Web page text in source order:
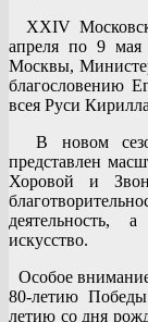
XXIV
апреля по 9 мая
Москвы,
благословению
всея Руси
В новом
представлен
Хоровой и
деятельность,
искусство.
Особое
80-летию
летию со дня